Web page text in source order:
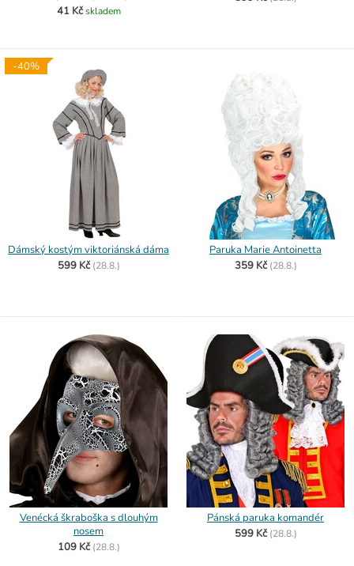
41 Kč skladem
-40%
Dámský kostým viktoriánská dáma
599 Kč (28.8.)
Paruka Marie Antoinetta
359 Kč (28.8.)
Venécká škraboška s dlouhým
nosem
109 Kč (28.8.)
Pánská paruka komandér
599 Kč (28.8.)